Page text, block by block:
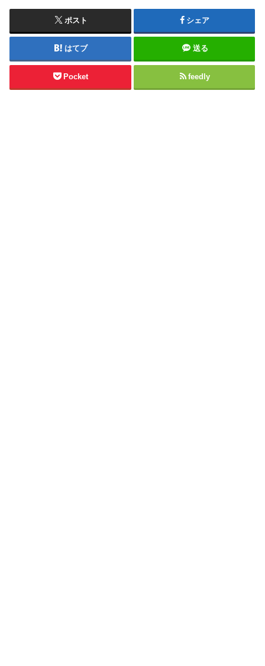
ポスト シェア
はてブ 送る
Pocket feedly